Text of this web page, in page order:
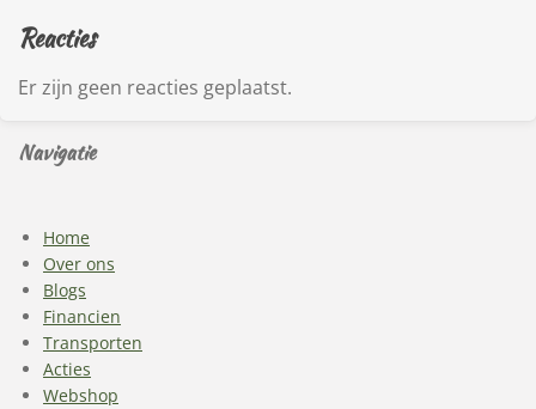
Reacties
Er zijn geen reacties geplaatst.
Navigatie
Home
Over ons
Blogs
Financien
Transporten
Acties
Webshop